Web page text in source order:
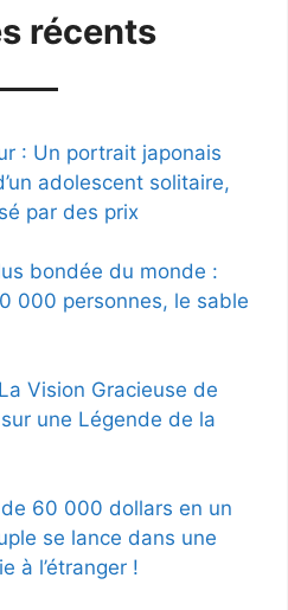
récents
: Un portrait japonais
adolescent solitaire,
par des prix
bondée du monde :
000 personnes, le sable
Vision Gracieuse de
une Légende de la
60 000 dollars en un
se lance dans une
à l’étranger !